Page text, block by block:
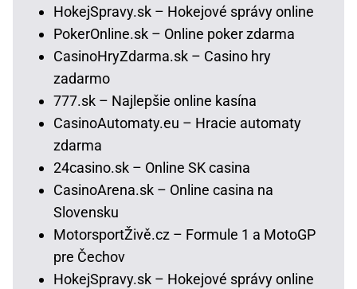
HokejSpravy.sk – Hokejové správy online
PokerOnline.sk – Online poker zdarma
CasinoHryZdarma.sk – Casino hry
zadarmo
777.sk – Najlepšie online kasína
CasinoAutomaty.eu – Hracie automaty
zdarma
24casino.sk – Online SK casina
CasinoArena.sk – Online casina na
Slovensku
MotorsportŽivě.cz – Formule 1 a MotoGP
pre Čechov
HokejSpravy.sk – Hokejové správy online